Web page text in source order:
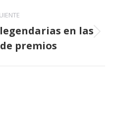
Publicación
siguiente:
en las
premios